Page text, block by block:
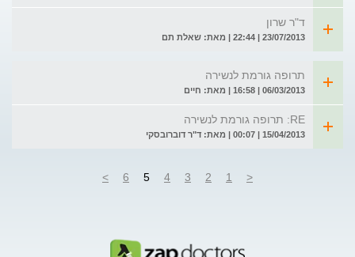
ד"ר שרון
23/07/2013 | 22:44 | מאת: שאלת תם
תרופה גורמת לנשירה
06/03/2013 | 16:58 | מאת: חיים
RE: תרופה גורמת לנשירה
15/04/2013 | 00:07 | מאת: ד"ר דוברובסקי
<
1
2
3
4
5
6
>